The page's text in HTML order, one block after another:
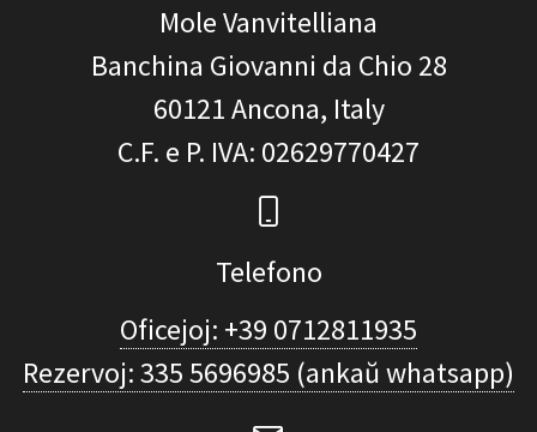
Mole Vanvitelliana
Banchina Giovanni da Chio 28
60121Ancona, Italy
C.F. e P. IVA: 02629770427
Telefono
Oficejoj: +39 0712811935
Rezervoj: 335 5696985 (ankaŭ whatsapp)